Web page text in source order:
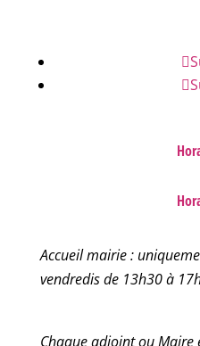
Accueil mairie :
vendredis de 13h30 à
Chaque adjoint ou Maire